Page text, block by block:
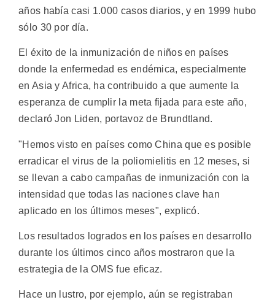
años había casi 1.000 casos diarios, y en 1999 hubo
sólo 30 por día.
El éxito de la inmunización de niños en países
donde la enfermedad es endémica, especialmente
en Asia y Africa, ha contribuido a que aumente la
esperanza de cumplir la meta fijada para este año,
declaró Jon Liden, portavoz de Brundtland.
"Hemos visto en países como China que es posible
erradicar el virus de la poliomielitis en 12 meses, si
se llevan a cabo campañas de inmunización con la
intensidad que todas las naciones clave han
aplicado en los últimos meses", explicó.
Los resultados logrados en los países en desarrollo
durante los últimos cinco años mostraron que la
estrategia de la OMS fue eficaz.
Hace un lustro, por ejemplo, aún se registraban